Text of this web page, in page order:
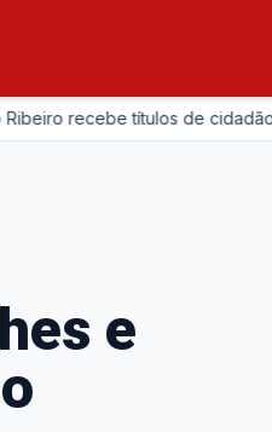
recebe títulos de cidadão em
e